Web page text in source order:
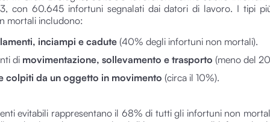
con 60.645 infortuni segnalati dai datori di lavoro. I tipi
mortali includono:
inciampi e cadute (40% degli infortuni non mortali).
di movimentazione, sollevamento e trasporto (meno del
colpiti da un oggetto in movimento (circa il 10%).
evitabili rappresentano il 68% di tutti gli infortuni non